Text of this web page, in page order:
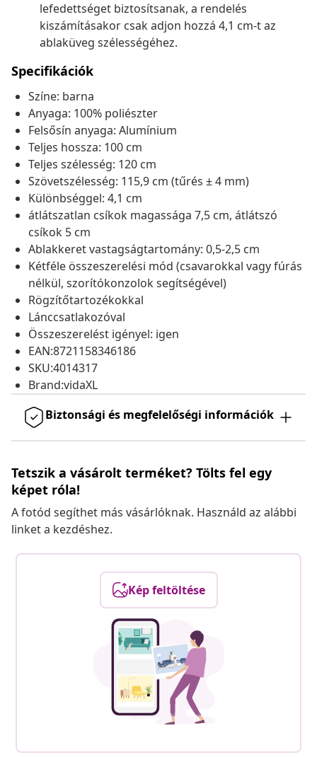
lefedettséget biztosítsanak, a rendelés
kiszámításakor csak adjon hozzá 4,1 cm-t az
ablaküveg szélességéhez.
Specifikációk
Színe: barna
Anyaga: 100% poliészter
Felsősín anyaga: Alumínium
Teljes hossza: 100 cm
Teljes szélesség: 120 cm
Szövetszélesség: 115,9 cm (tűrés ± 4 mm)
Különbséggel: 4,1 cm
átlátszatlan csíkok magassága 7,5 cm, átlátszó
csíkok 5 cm
Ablakkeret vastagságtartomány: 0,5-2,5 cm
Kétféle összeszerelési mód (csavarokkal vagy fúrás
nélkül, szorítókonzolok segítségével)
Rögzítőtartozékokkal
Lánccsatlakozóval
Összeszerelést igényel: igen
EAN:8721158346186
SKU:4014317
Brand:vidaXL
Biztonsági és megfelelőségi információk
Tetszik a vásárolt terméket? Tölts fel egy
képet róla!
A fotód segíthet más vásárlóknak. Használd az alábbi
linket a kezdéshez.
Kép feltöltése